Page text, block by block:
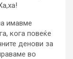
имавме
кога повеќе
денови за
во